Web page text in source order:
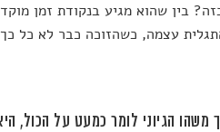
בין שהוא מגיע בנקודת זמן
עצמה, כשהזוכה כבר לא כל כך
משהו הגיוני לומר כמעט על הכול,